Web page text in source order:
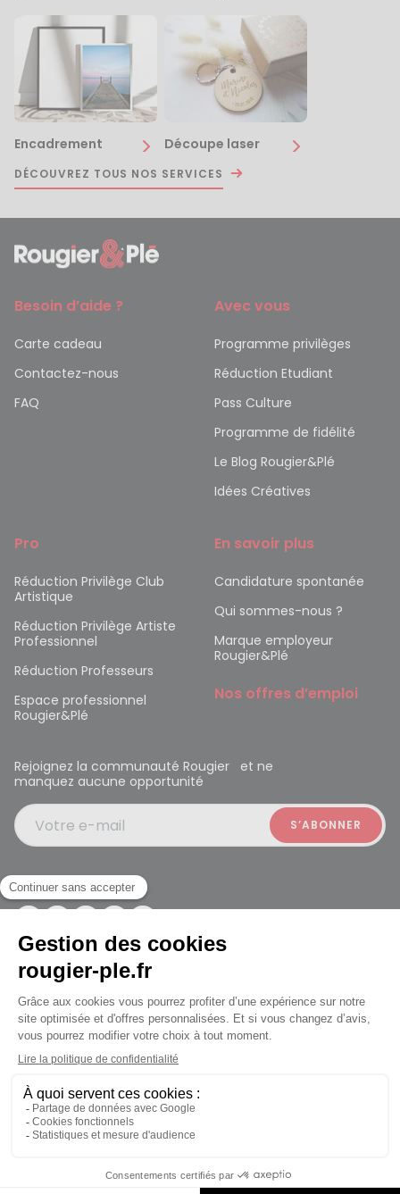
jusqu'au Vendredi à 10:00
Encadrement Découpe laser
DÉCOUVREZ TOUS NOS SERVICES
Besoin d’aide ?
Carte cadeau
Contactez-nous
FAQ
Avec vous
Programme privilèges
Réduction Etudiant
Pass Culture
Programme de fidélité
Le Blog Rougier&Plé
Idées Créatives
Pro
Réduction Privilège Club
Artistique
Réduction Privilège Artiste
Professionnel
Réduction Professeurs
Espace professionnel
Rougier&Plé
En savoir plus
Candidature spontanée
Qui sommes-nous ?
Marque employeur
Rougier&Plé
Nos offres d’emploi
Rejoignez la communauté Rougier et ne
manquez aucune opportunité
Votre e-mail
Suivez-nous
Rougier et Plé 2024 Copyright
Mentions légales
Conditions générales des ventes
Données personnelles
Paiement sécurisé